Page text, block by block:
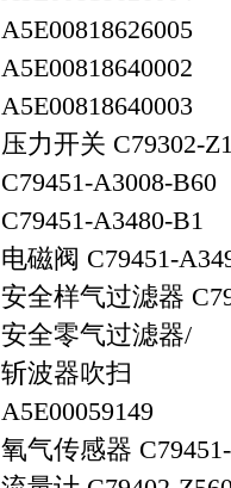
A5E00818626005
A5E00818640002
A5E00818640003
压力开关 C79302-
C79451-A3008-
C79451-A3480-B1
电磁阀 C79451-
安全样气过滤器
安全零气过滤器/
斩波器吹扫
A5E00059149
氧气传感器